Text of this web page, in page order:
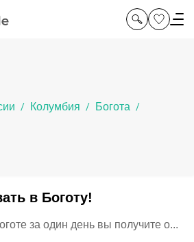
/ Колумбия / Богота /
в Боготу!
за один день вы получите о...